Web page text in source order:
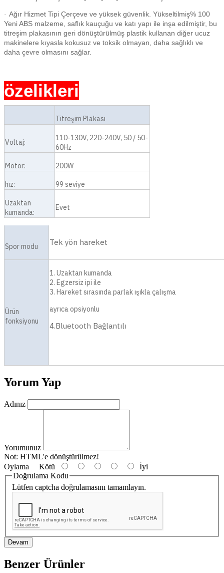
· Ağır Hizmet Tipi Çerçeve ve yüksek güvenlik. Yükseltilmiş% 100
Yeni ABS malzeme, saflık kauçuğu ve katı yapı ile inşa edilmiştir, bu
titreşim plakasının geri dönüştürülmüş plastik kullanan diğer ucuz
makinelere kıyasla kokusuz ve toksik olmayan, daha sağlıklı ve
daha çevre olmasını sağlar.
özelikleri
Titreşim Plakası
Voltaj:
110-130V, 220-240V, 50 / 50-
60Hz
Motor: 200W
hız: 99 seviye
Uzaktan
kumanda:
Evet
Spor modu Tek yön hareket
Ürün
fonksiyonu
1. Uzaktan kumanda
2. Egzersiz ipi ile
3. Hareket sırasında parlak ışıkla çalışma
ayrıca opsiyonlu
4.Bluetooth Bağlantılı
Yorum Yap
Adınız
Yorumunuz
Not: HTML'e dönüştürülmez!
Oylama Kötü
İyi
Doğrulama Kodu
Lütfen captcha doğrulamasını tamamlayın.
Devam
Benzer Ürünler